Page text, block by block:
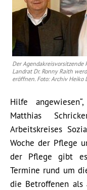
Der Agendakreisvorsitzende
Landrat Dr. Ronny Raith
eröffnen. Foto: Archiv Heiko
Hilfe
Matthias
Arbeitskreises
Woche der Pflege
der Pflege gibt es
Termine rund um
die Betroffenen als